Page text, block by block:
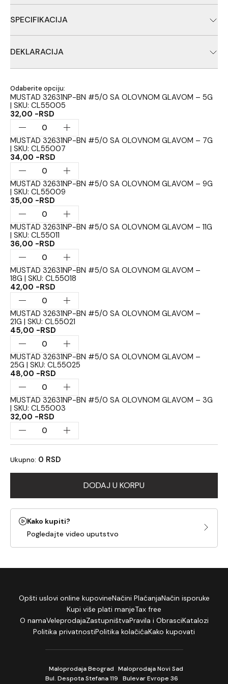
udici više srednje klase. Ovu udicu iz UltraPoint serije takodje
SPECIFIKACIJA
Višeugaono hemijsko oštrenje
Black Nickel finiš
DEKLARACIJA
Kina.Izliveno u Republici Srbiji.
Odaberite opciju:
MUSTAD 32631NP-BN #5/0 SA OLOVNOM GLAVOM – 5G
| SKU: CL55005
32,00 -RSD
MUSTAD 32631NP-BN #5/0 SA OLOVNOM GLAVOM – 7G
| SKU: CL55007
34,00 -RSD
MUSTAD 32631NP-BN #5/0 SA OLOVNOM GLAVOM – 9G
| SKU: CL55009
35,00 -RSD
MUSTAD 32631NP-BN #5/0 SA OLOVNOM GLAVOM – 11G
| SKU: CL55011
36,00 -RSD
MUSTAD 32631NP-BN #5/0 SA OLOVNOM GLAVOM –
18G | SKU: CL55018
42,00 -RSD
MUSTAD 32631NP-BN #5/0 SA OLOVNOM GLAVOM –
21G | SKU: CL55021
45,00 -RSD
MUSTAD 32631NP-BN #5/0 SA OLOVNOM GLAVOM –
25G | SKU: CL55025
48,00 -RSD
MUSTAD 32631NP-BN #5/0 SA OLOVNOM GLAVOM – 3G
| SKU: CL55003
32,00 -RSD
Ukupno: 0 RSD
DODAJ U KORPU
Kako kupiti?
Pogledajte video uputstvo
Opšti uslovi online kupovineNačini PlaćanjaNačin isporuke
Kupi više plati manjeTax free
O namaVeleprodajaZastupništvaPravila i ObrasciKatalozi
Politika privatnostiPolitika kolačićaKako kupovati
Maloprodaja Beograd
Bul. Despota Stefana 119
Maloprodaja Novi Sad
Bulevar Evrope 36